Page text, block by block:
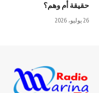
حقيقة أم وهم؟
26 يوليو، 2026